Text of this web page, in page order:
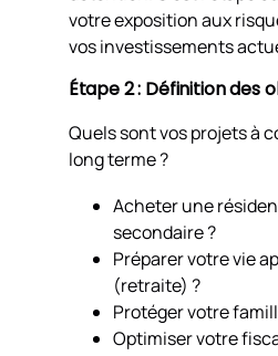
votre exposition aux
vos investissements
Étape 2 : Définition des
Quels sont vos projets à
long terme ?
Acheter une
secondaire ?
Préparer votre vie
(retraite) ?
Protéger votre
Optimiser votre